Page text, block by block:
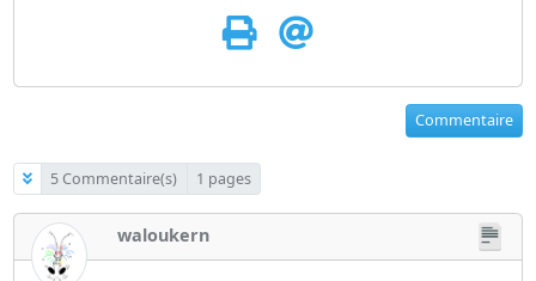
Commentaire
5 Commentaire(s) 1 pages
waloukern